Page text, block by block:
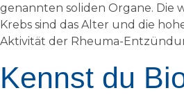
genannten soliden Organe. Die
Krebs sind das Alter und die
Aktivität der Rheuma-
Kennst du